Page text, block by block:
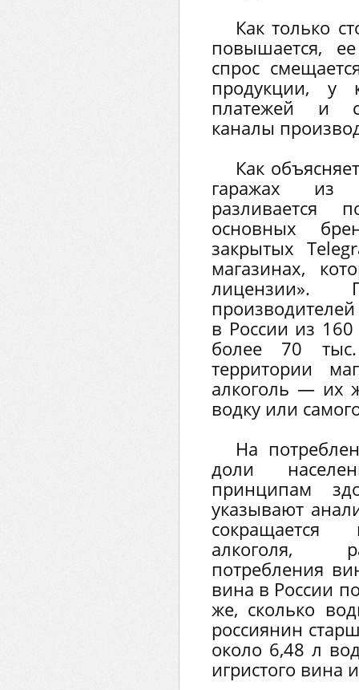
Как только
повышается,
спрос
продукции, у
платежей и
каналы
Как
гаражах из
разливается
основных
закрытых
магазинах,
в России из
более 70
территории
алкоголь — их
водку или
На
доли
принципам
указывают
сокращается
алкоголя,
потребления
вина в России
же, сколько
россиянин
около 6,48 л
игристого вина